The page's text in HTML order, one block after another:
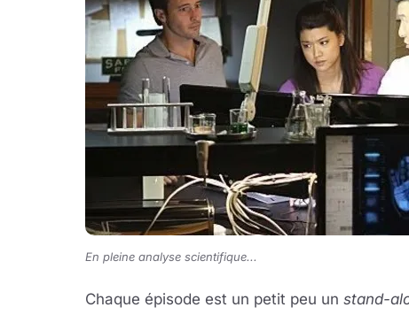
En pleine analyse scientifique...
Chaque épisode est un petit peu un stand-